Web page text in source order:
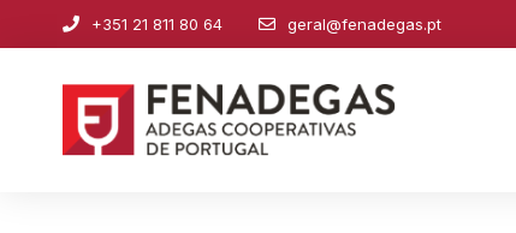
+351 21 811 80 64 geral@fenadegas.pt